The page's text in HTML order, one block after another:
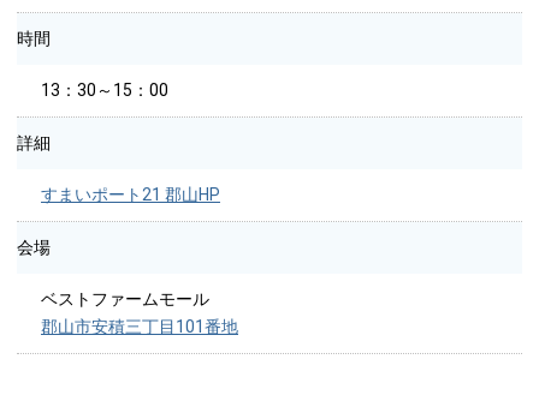
時間
13：30～15：00
詳細
すまいポート21 郡山HP
会場
ベストファームモール
郡山市安積三丁目101番地